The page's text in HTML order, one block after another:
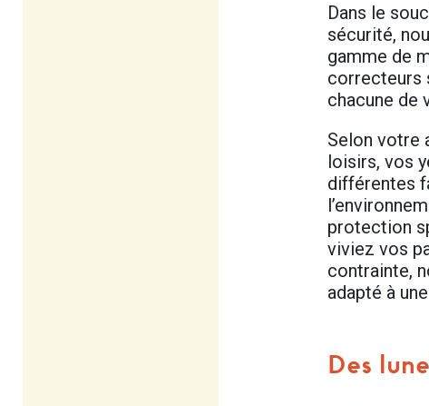
Dans le
sécurité,
gamme de
correcteurs
chacune de
Selon votre
loisirs, vos
différentes
protection
viviez vos
contrainte,
adapté à
Des